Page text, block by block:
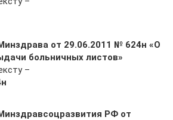
от 29.06.2011 № 624н «О
больничных листов»
–
РФ от